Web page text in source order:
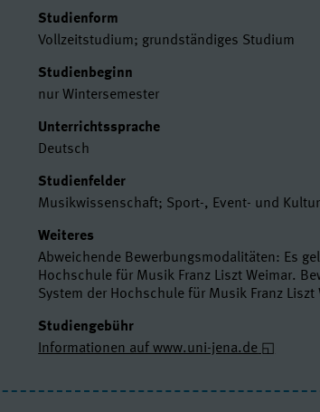
Studienform
Vollzeitstudium; grundständiges Studium
Studienbeginn
nur Wintersemester
Unterrichtssprache
Deutsch
Studienfelder
Musikwissenschaft; Sport-, Event- und
Weiteres
Abweichende Bewerbungsmodalitäten: Es
Hochschule für Musik Franz Liszt Weimar.
System der Hochschule für Musik Franz Liszt
Studiengebühr
Informationen auf www.uni-jena.de